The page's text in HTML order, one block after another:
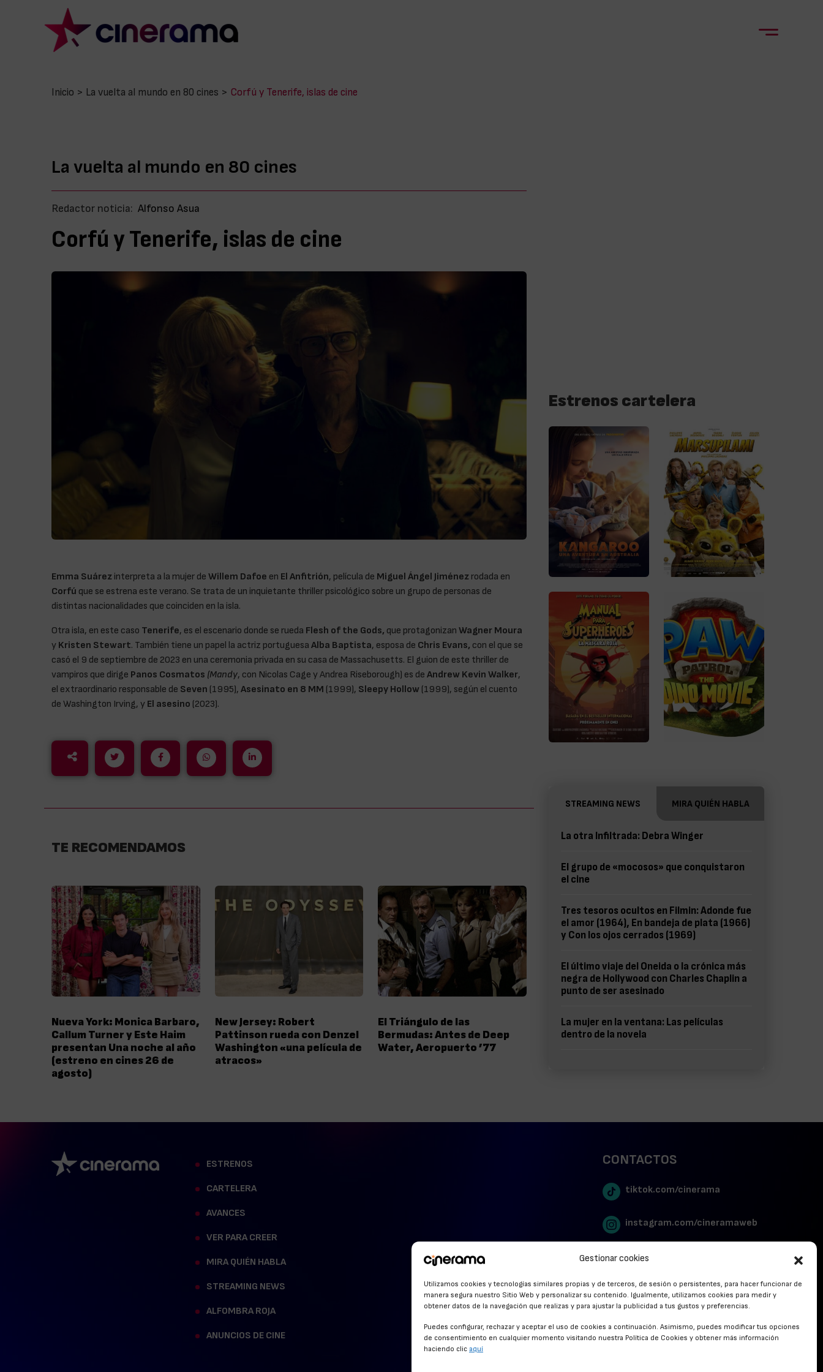
Gestionar cookies
Utilizamos cookies y tecnologías similares propias y de terceros, de sesión o persistentes, para hacer funcionar de
manera segura nuestro Sitio Web y personalizar su contenido. Igualmente, utilizamos cookies para medir y
obtener datos de la navegación que realizas y para ajustar la publicidad a tus gustos y preferencias.
Puedes configurar, rechazar y aceptar el uso de cookies a continuación. Asimismo, puedes modificar tus opciones
de consentimiento en cualquier momento visitando nuestra Política de Cookies y obtener más información
haciendo clic aquí
Inicio > La vuelta al mundo en 80 cines > Corfú y Tenerife, islas de cine
La vuelta al mundo en 80 cines
Redactor noticia: Alfonso Asua
Corfú y Tenerife, islas de cine
Emma Suárez interpreta a la mujer de Willem Dafoe en El Anfitrión, película de Miguel Ángel Jiménez rodada en
Corfú que se estrena este verano. Se trata de un inquietante thriller psicológico sobre un grupo de personas de
distintas nacionalidades que coinciden en la isla.
Otra isla, en este caso Tenerife, es el escenario donde se rueda Flesh of the Gods, que protagonizan Wagner Moura
y Kristen Stewart. También tiene un papel la actriz portuguesa Alba Baptista, esposa de Chris Evans, con el que se
casó el 9 de septiembre de 2023 en una ceremonia privada en su casa de Massachusetts. El guion de este thriller de
vampiros que dirige Panos Cosmatos (Mandy, con Nicolas Cage y Andrea Riseborough) es de Andrew Kevin Walker,
el extraordinario responsable de Seven (1995), Asesinato en 8 MM (1999), Sleepy Hollow (1999), según el cuento
de Washington Irving, y El asesino (2023).
TE RECOMENDAMOS
Nueva York: Monica Barbaro,
Callum Turner y Este Haim
presentan Una noche al año
(estreno en cines 26 de
agosto)
New Jersey: Robert
Pattinson rueda con Denzel
Washington «una película de
atracos»
El Triángulo de las
Bermudas: Antes de Deep
Water, Aeropuerto ’77
Estrenos cartelera
STREAMING NEWS MIRA QUIÉN HABLA
La otra Infiltrada: Debra Winger
El grupo de «mocosos» que conquistaron
el cine
Tres tesoros ocultos en Filmin: Adonde fue
el amor (1964), En bandeja de plata (1966)
y Con los ojos cerrados (1969)
El último viaje del Oneida o la crónica más
negra de Hollywood con Charles Chaplin a
punto de ser asesinado
La mujer en la ventana: Las películas
dentro de la novela
ESTRENOS
CARTELERA
AVANCES
VER PARA CREER
MIRA QUIÉN HABLA
STREAMING NEWS
ALFOMBRA ROJA
ANUNCIOS DE CINE
CONTACTOS
tiktok.com/cinerama
instagram.com/cineramaweb
twitter.com/cinerames
Youtube Canal Cinerama